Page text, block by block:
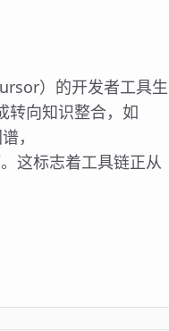
）的开发者工具生
转向知识整合，如
，
这标志着工具链正从